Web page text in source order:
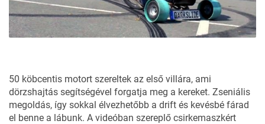
50 köbcentis motort szereltek az első villára, ami
dörzshajtás segítségével forgatja meg a kereket. Zseniális
megoldás, így sokkal élvezhetőbb a drift és kevésbé fárad
el benne a lábunk. A videóban szereplő csirkemaszkért